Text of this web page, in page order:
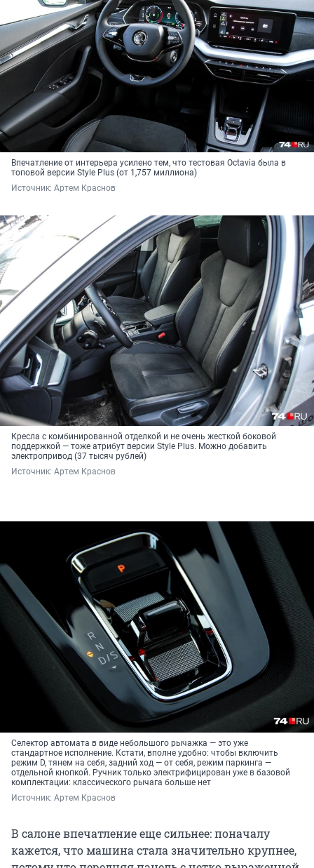
Впечатление от интерьера усилено тем, что тестовая Octavia была в
топовой версии Style Plus (от 1,757 миллиона)
Источник: Артем Краснов
Кресла с комбинированной отделкой и не очень жесткой боковой
поддержкой — тоже атрибут версии Style Plus. Можно добавить
электропривод (37 тысяч рублей)
Источник: Артем Краснов
Селектор автомата в виде небольшого рычажка — это уже
стандартное исполнение. Кстати, вполне удобно: чтобы включить
режим D, тянем на себя, задний ход — от себя, режим паркинга —
отдельной кнопкой. Ручник только электрифицирован уже в базовой
комплектации: классического рычага больше нет
Источник: Артем Краснов
В салоне впечатление еще сильнее: поначалу
кажется, что машина стала значительно крупнее,